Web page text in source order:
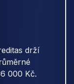
drží
000 Kč.